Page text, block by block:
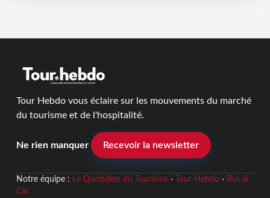
Tour Hebdo vous éclaire sur les mouvements du marché
du tourisme et de l'hospitalité.
Ne rien manquer Recevoir la newsletter
Notre équipe : Le Quotidien du Tourisme· Tour Hebdo· Bus &
Car